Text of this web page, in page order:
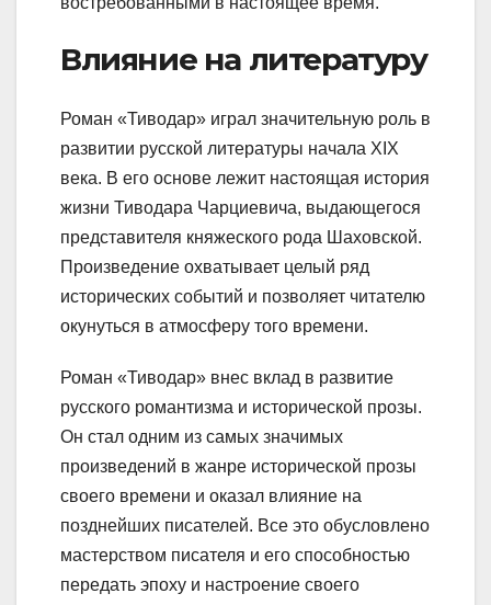
Влияние на литературу
Роман «Тиводар» играл значительную роль в
развитии русской литературы начала XIX
века. В его основе лежит настоящая история
жизни Тиводара Чарциевича, выдающегося
представителя княжеского рода Шаховской.
Произведение охватывает целый ряд
исторических событий и позволяет читателю
окунуться в атмосферу того времени.
Роман «Тиводар» внес вклад в развитие
русского романтизма и исторической прозы.
Он стал одним из самых значимых
произведений в жанре исторической прозы
своего времени и оказал влияние на
позднейших писателей. Все это обусловлено
мастерством писателя и его способностью
передать эпоху и настроение своего